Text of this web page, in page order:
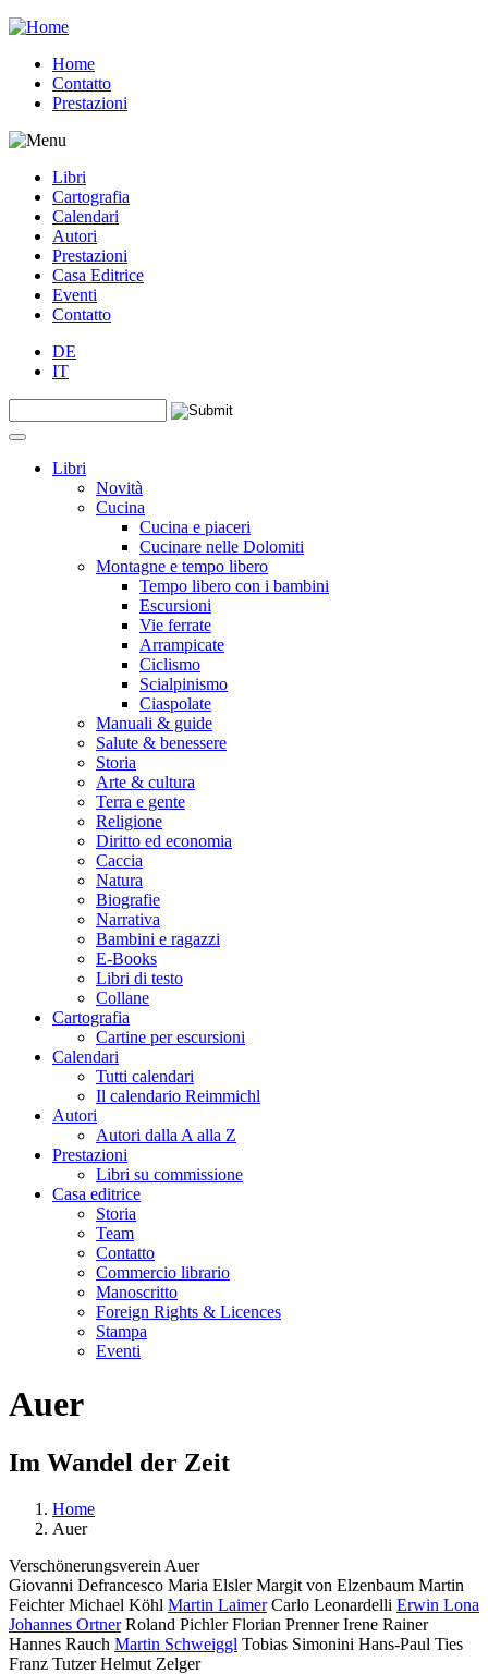
Jump to navigation
Home
Contatto
Prestazioni
Libri
Cartografia
Calendari
Autori
Prestazioni
Casa Editrice
Eventi
Contatto
DE
IT
Form di ricerca
Libri
Novità
Cucina
Cucina e piaceri
Cucinare nelle Dolomiti
Montagne e tempo libero
Tempo libero con i bambini
Escursioni
Vie ferrate
Arrampicate
Ciclismo
Scialpinismo
Ciaspolate
Manuali & guide
Salute & benessere
Storia
Arte & cultura
Terra e gente
Religione
Diritto ed economia
Caccia
Natura
Biografie
Narrativa
Bambini e ragazzi
E-Books
Libri di testo
Collane
Cartografia
Cartine per escursioni
Calendari
Tutti calendari
Il calendario Reimmichl
Autori
Autori dalla A alla Z
Prestazioni
Libri su commissione
Casa editrice
Storia
Team
Contatto
Commercio librario
Manoscritto
Foreign Rights & Licences
Stampa
Eventi
Auer
Im Wandel der Zeit
Tu sei qui
Home
Auer
Verschönerungsverein Auer
Giovanni Defrancesco Maria Elsler Margit von Elzenbaum Martin
Feichter Michael Köhl Martin Laimer Carlo Leonardelli Erwin Lona
Johannes Ortner Roland Pichler Florian Prenner Irene Rainer
Hannes Rauch Martin Schweiggl Tobias Simonini Hans-Paul Ties
Franz Tutzer Helmut Zelger